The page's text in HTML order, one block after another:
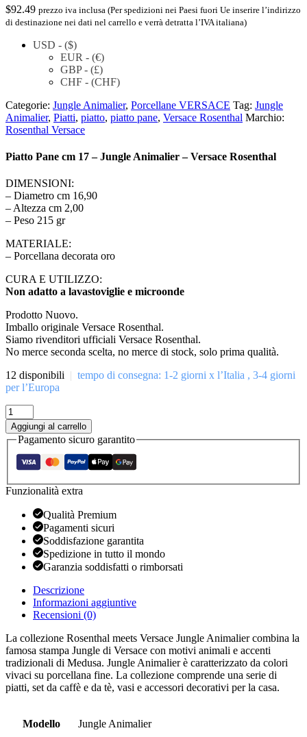
$92.49 prezzo iva inclusa (Per spedizioni nei Paesi fuori Ue inserire l’indirizzo
di destinazione nei dati nel carrello e verrà detratta l’IVA italiana)
USD - ($)
EUR - (€)
GBP - (£)
CHF - (CHF)
Categorie: Jungle Animalier, Porcellane VERSACE Tag: Jungle
Animalier, Piatti, piatto, piatto pane, Versace Rosenthal Marchio:
Rosenthal Versace
Piatto Pane cm 17 – Jungle Animalier – Versace Rosenthal
DIMENSIONI:
– Diametro cm 16,90
– Altezza cm 2,00
– Peso 215 gr
MATERIALE:
– Porcellana decorata oro
CURA E UTILIZZO:
Non adatto a lavastoviglie e microonde
Prodotto Nuovo.
Imballo originale Versace Rosenthal.
Siamo rivenditori ufficiali Versace Rosenthal.
No merce seconda scelta, no merce di stock, solo prima qualità.
12 disponibili | tempo di consegna: 1-2 giorni x l’Italia , 3-4 giorni
per l’Europa
Piatto
Pane
cm
Jungle
Animalier
-
Versace
Rosenthal
quantità
Aggiungi al carrello
Pagamento sicuro garantito
Funzionalità extra
Qualità Premium
Pagamenti sicuri
Soddisfazione garantita
Spedizione in tutto il mondo
Garanzia soddisfatti o rimborsati
Descrizione
Informazioni aggiuntive
Recensioni (0)
La collezione Rosenthal meets Versace Jungle Animalier combina la
famosa stampa Jungle di Versace con motivi animali e accenti
tradizionali di Medusa. Jungle Animalier è caratterizzato da colori
vivaci su porcellana fine. La collezione comprende una serie di
piatti, set da caffè e da tè, vasi e accessori decorativi per la casa.
Modello Jungle Animalier